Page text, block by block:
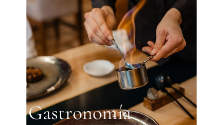
Gastronomía